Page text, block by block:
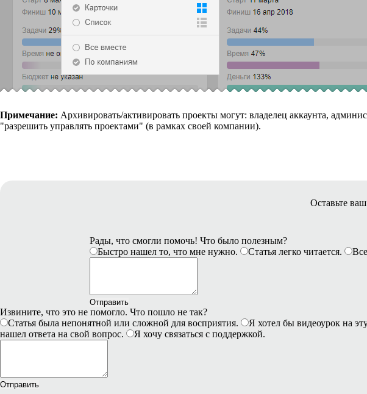
Примечание: Архивировать/активировать проекты могут: владелец аккаунта,
"разрешить управлять проектами" (в рамках своей компании).
Оставьте
Рады, что смогли помочь! Что было полезным?
Быстро нашел то, что мне нужно.
Статья легко читается.
Отправить
Извините, что это не помогло. Что пошло не так?
Статья была непонятной или сложной для восприятия.
Я хотел бы видеоурок на
нашел ответа на свой вопрос.
Я хочу связаться с поддержкой.
Отправить